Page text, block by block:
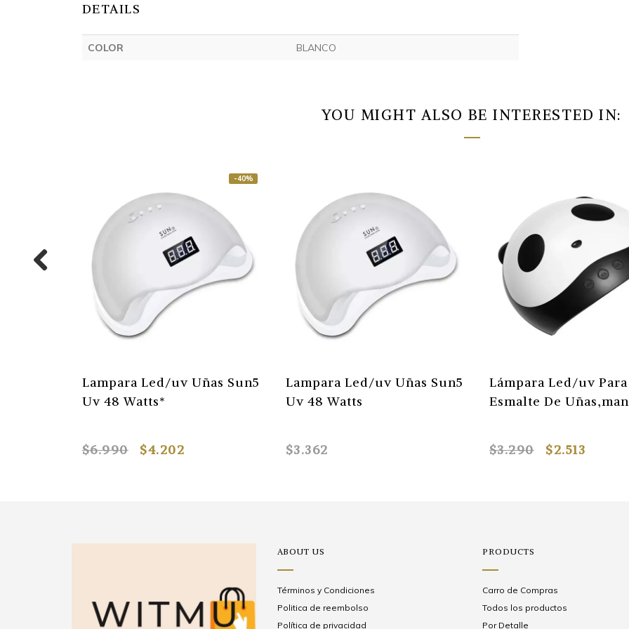
DETAILS
COLOR BLANCO
YOU MIGHT ALSO BE INTERESTED IN:
-40%
Lampara Led/uv Uñas Sun5
Uv 48 Watts*
$6.990 $4.202
Lampara Led/uv Uñas Sun5
Uv 48 Watts
$3.362
Lámpara Led/uv
Esmalte De
$3.290 $2.513
ABOUT US
Términos y Condiciones
Politica de reembolso
Política de privacidad
PRODUCTS
Carro de Compras
Todos los productos
Por Detalle